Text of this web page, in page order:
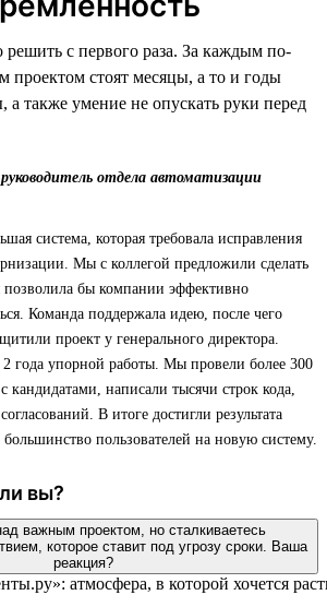
решить с первого раза. За каждым по-
проектом стоят месяцы, а то и годы
а также умение не опускать руки перед
отдела автоматизации
система, которая требовала исправления
Мы с коллегой предложили сделать
позволила бы компании эффективно
Команда поддержала идею, после чего
проект у генерального директора.
года упорной работы. Мы провели более 300
кандидатами, написали тысячи строк кода,
В итоге достигли результата
пользователей на новую систему.
вы?
важным проектом, но сталкиваетесь
которое ставит под угрозу сроки. Ваша
реакция?